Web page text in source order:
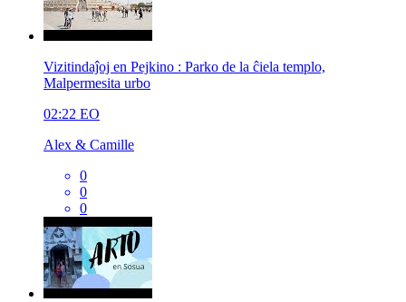
Vizitindaĵoj en Pejkino : Parko de la ĉiela templo,
Malpermesita urbo
02:22 EO
Alex & Camille
0
0
0